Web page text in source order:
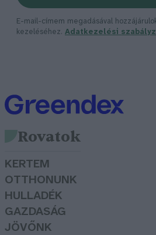
E-mail-címem megadásával
kezeléséhez. Adatkezelési
Rovatok
KERTEM
OTTHONUNK
HULLADÉK
GAZDASÁG
JÖVŐNK